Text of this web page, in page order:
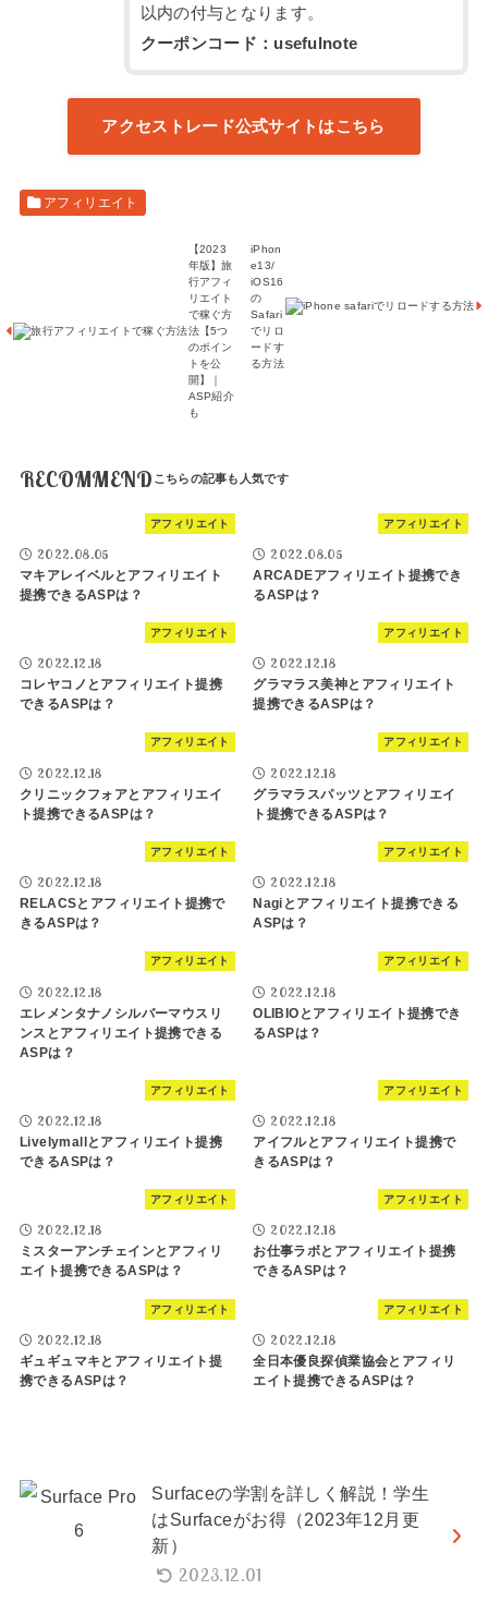
以内の付与となります。
クーポンコード：usefulnote
アクセストレード公式サイトはこちら
アフィリエイト
【2023
年版】旅
行アフィ
リエイト
で稼ぐ方
法【5つ
のポイン
トを公
開】｜
ASP紹介
も
iPhon
e13/
iOS16
の
Safari
でリロ
ードす
る方法
RECOMMEND
アフィリエイト
2022.08.05
マキアレイベルとアフィリエイト
提携できるASPは？
アフィリエイト
2022.08.05
ARCADEアフィリエイト提携でき
るASPは？
アフィリエイト
2022.12.18
コレヤコノとアフィリエイト提携
できるASPは？
アフィリエイト
2022.12.18
グラマラス美神とアフィリエイト
提携できるASPは？
アフィリエイト
2022.12.18
クリニックフォアとアフィリエイ
ト提携できるASPは？
アフィリエイト
2022.12.18
グラマラスパッツとアフィリエイ
ト提携できるASPは？
アフィリエイト
2022.12.18
RELACSとアフィリエイト提携で
きるASPは？
アフィリエイト
2022.12.18
Nagiとアフィリエイト提携できる
ASPは？
アフィリエイト
2022.12.18
エレメンタナノシルバーマウスリ
ンスとアフィリエイト提携できる
ASPは？
アフィリエイト
2022.12.18
OLIBIOとアフィリエイト提携でき
るASPは？
アフィリエイト
2022.12.18
Livelymallとアフィリエイト提携
できるASPは？
アフィリエイト
2022.12.18
アイフルとアフィリエイト提携で
きるASPは？
アフィリエイト
2022.12.18
ミスターアンチェインとアフィリ
エイト提携できるASPは？
アフィリエイト
2022.12.18
お仕事ラボとアフィリエイト提携
できるASPは？
アフィリエイト
2022.12.18
ギュギュマキとアフィリエイト提
携できるASPは？
アフィリエイト
2022.12.18
全日本優良探偵業協会とアフィリ
エイト提携できるASPは？
Surfaceの学割を詳しく解説！学生
はSurfaceがお得（2023年12月更
新）
2023.12.01